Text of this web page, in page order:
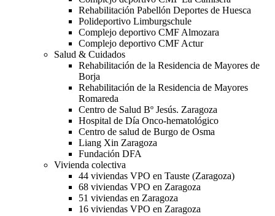
Rehabilitación Pabellón Deportes de Huesca
Polideportivo Limburgschule
Complejo deportivo CMF Almozara
Complejo deportivo CMF Actur
Salud & Cuidados
Rehabilitación de la Residencia de Mayores de
Borja
Rehabilitación de la Residencia de Mayores
Romareda
Centro de Salud Bº Jesús. Zaragoza
Hospital de Día Onco-hematológico
Centro de salud de Burgo de Osma
Liang Xin Zaragoza
Fundación DFA
Vivienda colectiva
44 viviendas VPO en Tauste (Zaragoza)
68 viviendas VPO en Zaragoza
51 viviendas en Zaragoza
16 viviendas VPO en Zaragoza